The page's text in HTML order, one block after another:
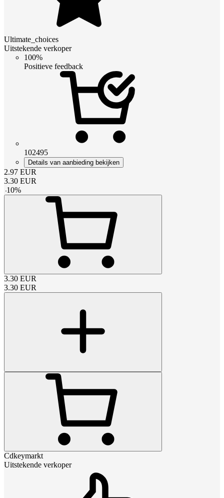
Ultimate_choices
Uitstekende verkoper
100%
Positieve feedback
102495
Details van aanbieding bekijken
2.97 EUR
3.30 EUR
-10%
3.30 EUR
3.30 EUR
Cdkeymarkt
Uitstekende verkoper